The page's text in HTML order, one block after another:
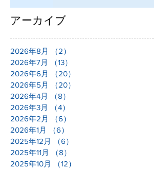
アーカイブ
2026年8月 （2）
2026年7月
（13）
2026年6月
（20）
2026年5月
（20）
2026年4月
（8）
2026年3月
（4）
2026年2月
（6）
2026年1月
（6）
2025年12月
（6）
2025年11月
（8）
2025年10月
（12）